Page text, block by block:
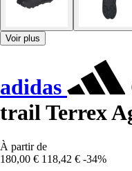
Voir plus
adidas
trail Terrex
À partir de
180,00 € 118,42 € -34%